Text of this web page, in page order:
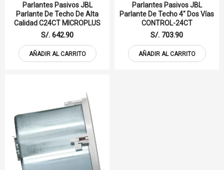
Parlantes Pasivos JBL
Parlante De Techo De Alta
Calidad C24CT MICROPLUS
S/. 642.90
AÑADIR AL CARRITO
Parlantes Pasivos JBL
Parlante De Techo 4" Dos Vías
CONTROL-24CT
S/. 703.90
AÑADIR AL CARRITO